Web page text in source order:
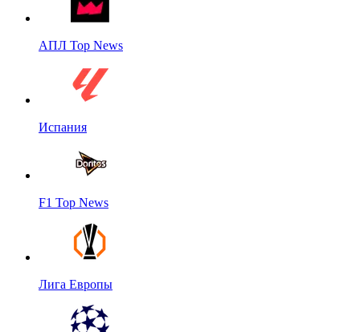
АПЛ Top News
Испания
F1 Top News
Лига Европы